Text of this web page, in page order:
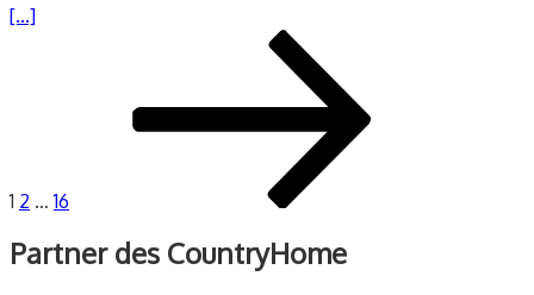
[...]
Seitennummerierung
1 2 … 16
Partner des CountryHome